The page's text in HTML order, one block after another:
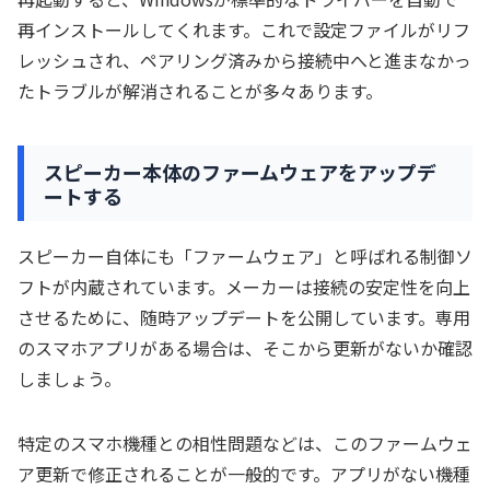
再インストールしてくれます。これで設定ファイルがリフ
レッシュされ、ペアリング済みから接続中へと進まなかっ
たトラブルが解消されることが多々あります。
スピーカー本体のファームウェアをアップデ
ートする
スピーカー自体にも「ファームウェア」と呼ばれる制御ソ
フトが内蔵されています。メーカーは接続の安定性を向上
させるために、随時アップデートを公開しています。専用
のスマホアプリがある場合は、そこから更新がないか確認
しましょう。
特定のスマホ機種との相性問題などは、このファームウェ
ア更新で修正されることが一般的です。アプリがない機種